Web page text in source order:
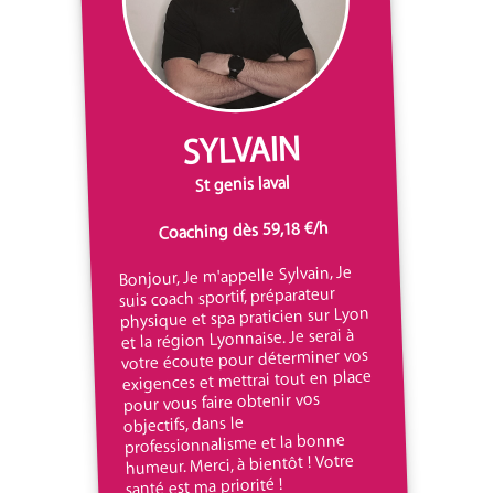
SYLVAIN
St genis laval
Coaching dès 59,18 €/h
Bonjour, Je m'appelle Sylvain, Je
suis coach sportif, préparateur
physique et spa praticien sur Lyon
et la région Lyonnaise. Je serai à
votre écoute pour déterminer vos
exigences et mettrai tout en place
pour vous faire obtenir vos
objectifs, dans le
professionnalisme et la bonne
humeur. Merci, à bientôt ! Votre
santé est ma priorité !